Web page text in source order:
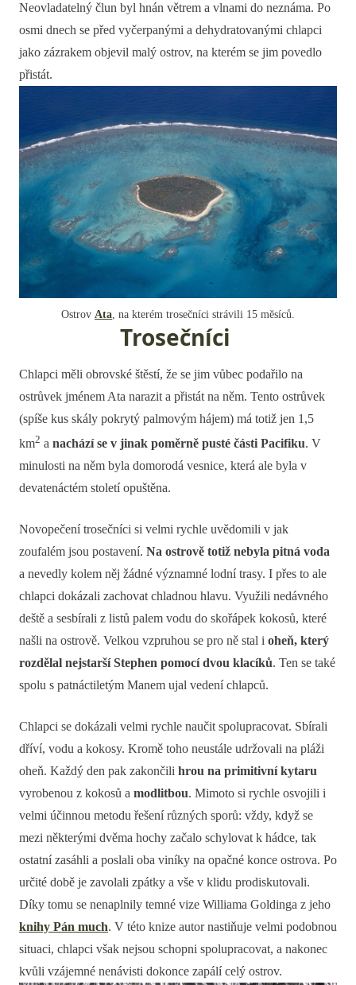
Neovladatelný člun byl hnán větrem a vlnami do neznáma. Po
osmi dnech se před vyčerpanými a dehydratovanými chlapci
jako zázrakem objevil malý ostrov, na kterém se jim povedlo
přistát.
Ostrov Ata , na kterém trosečníci strávili 15 měsíců.
Trosečníci
Chlapci měli obrovské štěstí, že se jim vůbec podařilo na
ostrůvek jménem Ata narazit a přistát na něm. Tento ostrůvek
(spíše kus skály pokrytý palmovým hájem) má totiž jen 1,5
km2 a nachází se v jinak poměrně pusté části Pacifiku. V
minulosti na něm byla domorodá vesnice, která ale byla v
devatenáctém století opuštěna.
Novopečení trosečníci si velmi rychle uvědomili v jak
zoufalém jsou postavení. Na ostrově totiž nebyla pitná voda
a nevedly kolem něj žádné významné lodní trasy. I přes to ale
chlapci dokázali zachovat chladnou hlavu. Využili nedávného
deště a sesbírali z listů palem vodu do skořápek kokosů, které
našli na ostrově. Velkou vzpruhou se pro ně stal i oheň, který
rozdělal nejstarší Stephen pomocí dvou klacíků. Ten se také
spolu s patnáctiletým Manem ujal vedení chlapců.
Chlapci se dokázali velmi rychle naučit spolupracovat. Sbírali
dříví, vodu a kokosy. Kromě toho neustále udržovali na pláži
oheň. Každý den pak zakončili hrou na primitivní kytaru
vyrobenou z kokosů a modlitbou. Mimoto si rychle osvojili i
velmi účinnou metodu řešení různých sporů: vždy, když se
mezi některými dvěma hochy začalo schylovat k hádce, tak
ostatní zasáhli a poslali oba viníky na opačné konce ostrova. Po
určité době je zavolali zpátky a vše v klidu prodiskutovali.
Díky tomu se nenaplnily temné vize Williama Goldinga z jeho
knihy Pán much. V této knize autor nastiňuje velmi podobnou
situaci, chlapci však nejsou schopni spolupracovat, a nakonec
kvůli vzájemné nenávisti dokonce zapálí celý ostrov.